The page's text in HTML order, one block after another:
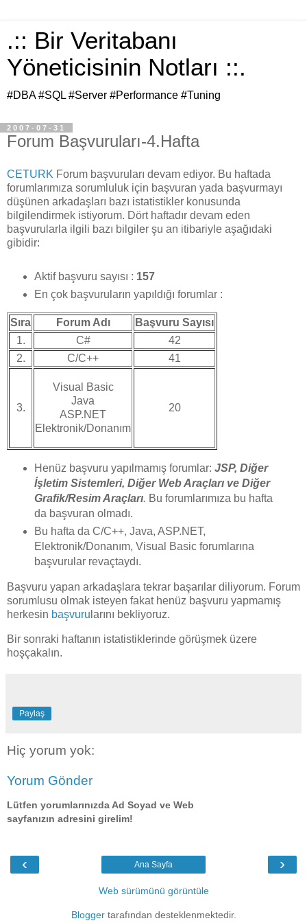
.:: Bir Veritabanı
Yöneticisinin Notları ::.
#DBA #SQL #Server #Performance #Tuning
2007-07-31
Forum Başvuruları-4.Hafta
CETURK Forum başvuruları devam ediyor. Bu haftada
forumlarımıza sorumluluk için başvuran yada başvurmayı
düşünen arkadaşları bazı istatistikler konusunda
bilgilendirmek istiyorum. Dört haftadır devam eden
başvurularla ilgili bazı bilgiler şu an itibariyle aşağıdaki
gibidir:
Aktif başvuru sayısı : 157
En çok başvuruların yapıldığı forumlar :
Sıra Forum Adı
Başvuru Sayısı
1.
C#
42
2.
C/C++ 41
3.
Visual Basic
Java
ASP.NET
Elektronik/Donanım
20
Henüz başvuru yapılmamış forumlar: JSP, Diğer
İşletim Sistemleri, Diğer Web Araçları ve Diğer
Grafik/Resim Araçları. Bu forumlarımıza bu hafta
da başvuran olmadı.
Bu hafta da C/C++, Java, ASP.NET,
Elektronik/Donanım, Visual Basic forumlarına
başvurular revaçtaydı.
Başvuru yapan arkadaşlara tekrar başarılar diliyorum. Forum
sorumlusu olmak isteyen fakat henüz başvuru yapmamış
herkesin başvuru larını bekliyoruz.
Bir sonraki haftanın istatistiklerinde görüşmek üzere
hoşçakalın.
Paylaş
Hiç yorum yok:
Yorum Gönder
Lütfen yorumlarınızda Ad Soyad ve Web
sayfanızın adresini girelim!
‹ ›
Ana Sayfa
Web sürümünü görüntüle
Bloggertarafından desteklenmektedir.